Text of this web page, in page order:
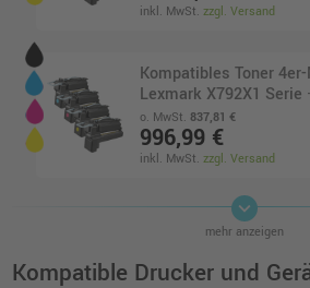
inkl. MwSt.zzgl. Versand
Kompatibles Toner
Lexmark X792X1 Serie
o. MwSt. 837,81 €
996,99 €
inkl. MwSt.zzgl. Versand
Kompatibler Toner
X792X1MG magenta
o. MwSt.
keyboard_arrow_down
mehr anzeigen
Kompatible Drucker und